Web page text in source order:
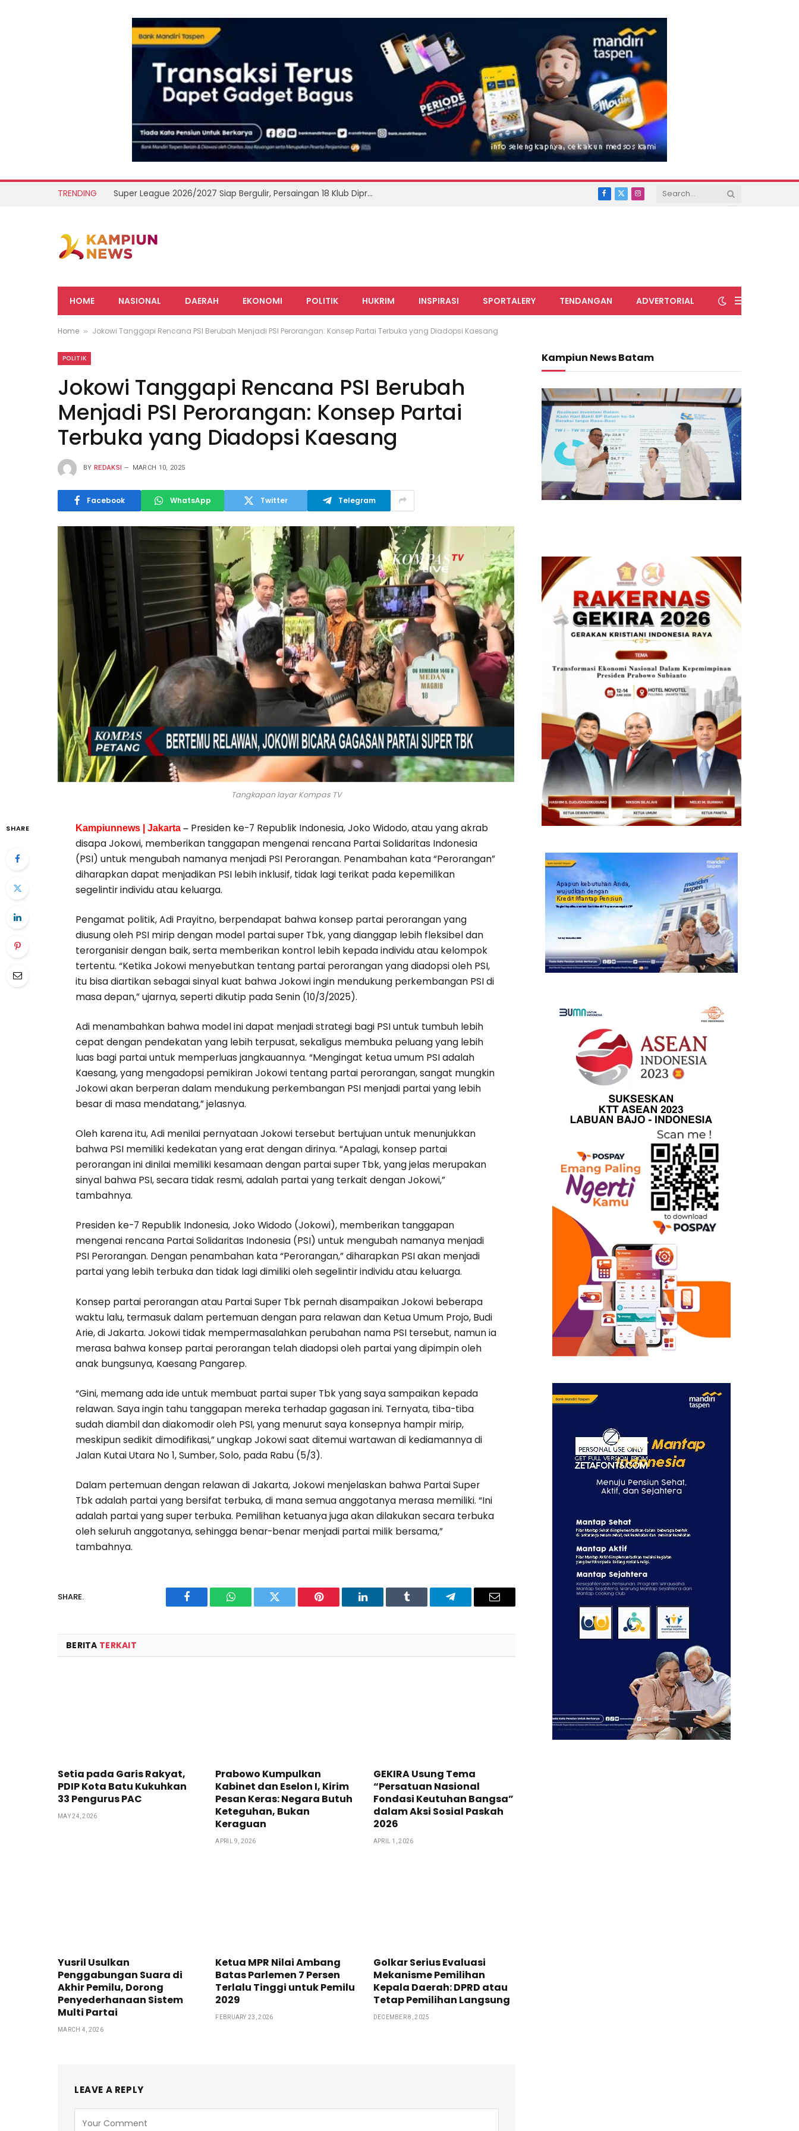
TRENDING Super League 2026/2027 Siap Bergulir, Persaingan 18 Klub Diprediksi Semakin Sengit Facebook
X
Instagram
HOME NASIONAL DAERAH EKONOMI POLITIK HUKRIM INSPIRASI SPORTALERY TENDANGAN ADVERTORIAL
Home » Jokowi Tanggapi Rencana PSI Berubah Menjadi PSI Perorangan: Konsep Partai Terbuka yang Diadopsi Kaesang
POLITIK
Jokowi Tanggapi Rencana PSI Berubah
Menjadi PSI Perorangan: Konsep Partai
Terbuka yang Diadopsi Kaesang
BY REDAKSI MARCH 10, 2025
Facebook WhatsApp Twitter Telegram
Tangkapan layar Kompas TV
SHARE Kampiunnews | Jakarta – Presiden ke-7 Republik Indonesia, Joko Widodo, atau yang akrab
disapa Jokowi, memberikan tanggapan mengenai rencana Partai Solidaritas Indonesia
(PSI) untuk mengubah namanya menjadi PSI Perorangan. Penambahan kata “Perorangan”
diharapkan dapat menjadikan PSI lebih inklusif, tidak lagi terikat pada kepemilikan
segelintir individu atau keluarga.
Pengamat politik, Adi Prayitno, berpendapat bahwa konsep partai perorangan yang
diusung oleh PSI mirip dengan model partai super Tbk, yang dianggap lebih fleksibel dan
terorganisir dengan baik, serta memberikan kontrol lebih kepada individu atau kelompok
tertentu. “Ketika Jokowi menyebutkan tentang partai perorangan yang diadopsi oleh PSI,
itu bisa diartikan sebagai sinyal kuat bahwa Jokowi ingin mendukung perkembangan PSI di
masa depan,” ujarnya, seperti dikutip pada Senin (10/3/2025).
Adi menambahkan bahwa model ini dapat menjadi strategi bagi PSI untuk tumbuh lebih
cepat dengan pendekatan yang lebih terpusat, sekaligus membuka peluang yang lebih
luas bagi partai untuk memperluas jangkauannya. “Mengingat ketua umum PSI adalah
Kaesang, yang mengadopsi pemikiran Jokowi tentang partai perorangan, sangat mungkin
Jokowi akan berperan dalam mendukung perkembangan PSI menjadi partai yang lebih
besar di masa mendatang,” jelasnya.
Oleh karena itu, Adi menilai pernyataan Jokowi tersebut bertujuan untuk menunjukkan
bahwa PSI memiliki kedekatan yang erat dengan dirinya. “Apalagi, konsep partai
perorangan ini dinilai memiliki kesamaan dengan partai super Tbk, yang jelas merupakan
sinyal bahwa PSI, secara tidak resmi, adalah partai yang terkait dengan Jokowi,”
tambahnya.
Presiden ke-7 Republik Indonesia, Joko Widodo (Jokowi), memberikan tanggapan
mengenai rencana Partai Solidaritas Indonesia (PSI) untuk mengubah namanya menjadi
PSI Perorangan. Dengan penambahan kata “Perorangan,” diharapkan PSI akan menjadi
partai yang lebih terbuka dan tidak lagi dimiliki oleh segelintir individu atau keluarga.
Konsep partai perorangan atau Partai Super Tbk pernah disampaikan Jokowi beberapa
waktu lalu, termasuk dalam pertemuan dengan para relawan dan Ketua Umum Projo, Budi
Arie, di Jakarta. Jokowi tidak mempermasalahkan perubahan nama PSI tersebut, namun ia
merasa bahwa konsep partai perorangan telah diadopsi oleh partai yang dipimpin oleh
anak bungsunya, Kaesang Pangarep.
“Gini, memang ada ide untuk membuat partai super Tbk yang saya sampaikan kepada
relawan. Saya ingin tahu tanggapan mereka terhadap gagasan ini. Ternyata, tiba-tiba
sudah diambil dan diakomodir oleh PSI, yang menurut saya konsepnya hampir mirip,
meskipun sedikit dimodifikasi,” ungkap Jokowi saat ditemui wartawan di kediamannya di
Jalan Kutai Utara No 1, Sumber, Solo, pada Rabu (5/3).
Dalam pertemuan dengan relawan di Jakarta, Jokowi menjelaskan bahwa Partai Super
Tbk adalah partai yang bersifat terbuka, di mana semua anggotanya merasa memiliki. “Ini
adalah partai yang super terbuka. Pemilihan ketuanya juga akan dilakukan secara terbuka
oleh seluruh anggotanya, sehingga benar-benar menjadi partai milik bersama,”
tambahnya.
SHARE.
Facebook WhatsAppTwitter Pinterest LinkedIn Tumblr Telegram Email
BERITA TERKAIT
Setia pada Garis Rakyat,
PDIP Kota Batu Kukuhkan
33 Pengurus PAC
MAY 24, 2026
Prabowo Kumpulkan
Kabinet dan Eselon I, Kirim
Pesan Keras: Negara Butuh
Keteguhan, Bukan
Keraguan
APRIL 9, 2026
GEKIRA Usung Tema
“Persatuan Nasional
Fondasi Keutuhan Bangsa”
dalam Aksi Sosial Paskah
2026
APRIL 1, 2026
Yusril Usulkan
Penggabungan Suara di
Akhir Pemilu, Dorong
Penyederhanaan Sistem
Multi Partai
MARCH 4, 2026
Ketua MPR Nilai Ambang
Batas Parlemen 7 Persen
Terlalu Tinggi untuk Pemilu
2029
FEBRUARY 23, 2026
Golkar Serius Evaluasi
Mekanisme Pemilihan
Kepala Daerah: DPRD atau
Tetap Pemilihan Langsung
DECEMBER 8, 2025
LEAVE A REPLY
Kampiun News Batam